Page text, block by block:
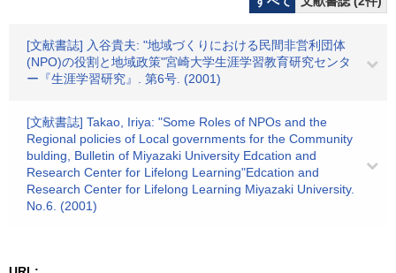
[文献書誌] 入谷貴夫: "地域づくりにおける民間非営利団体
(NPO)の役割と地域政策"宮崎大学生涯学習教育研究センタ
ー『生涯学習研究』. 第6号. (2001)
[文献書誌] Takao, Iriya: "Some Roles of NPOs and the
Regional policies of Local governments for the Community
bulding, Bulletin of Miyazaki University Edcation and
Research Center for Lifelong Learning"Edcation and
Research Center for Lifelong Learning Miyazaki University.
No.6. (2001)